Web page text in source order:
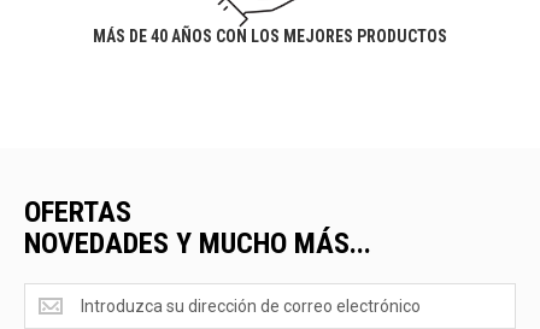
MÁS DE 40 AÑOS CON LOS MEJORES PRODUCTOS
OFERTAS
NOVEDADES Y MUCHO MÁS...
Ofertas
<br>Novedades